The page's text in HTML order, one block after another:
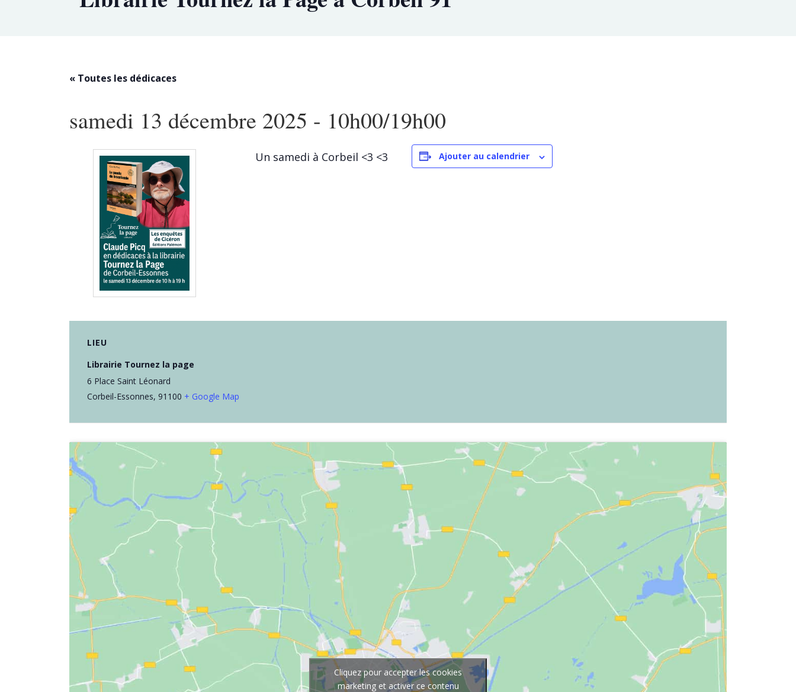
« Toutes les dédicaces
samedi 13 décembre 2025 - 10h00/19h00
Un samedi à Corbeil <3 <3 Ajouter au calendrier
LIEU
Librairie Tournez la page
6 Place Saint Léonard
Corbeil-Essonnes, 91100 + Google Map
Cliquez pour accepter les cookies
marketing et activer ce contenu